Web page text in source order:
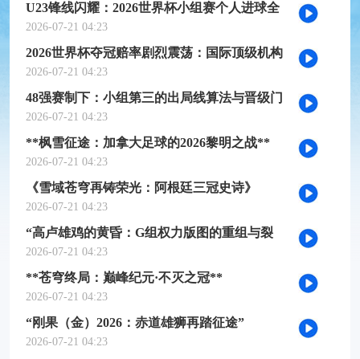
U23锋线闪耀：2026世界杯小组赛个人进球全
记录
2026-07-21 04:23
2026世界杯夺冠赔率剧烈震荡：国际顶级机构
最新榜单出炉
2026-07-21 04:23
48强赛制下：小组第三的出局线算法与晋级门
槛推演
2026-07-21 04:23
**枫雪征途：加拿大足球的2026黎明之战**
2026-07-21 04:23
《雪域苍穹再铸荣光：阿根廷三冠史诗》
2026-07-21 04:23
“高卢雄鸡的黄昏：G组权力版图的重组与裂
变”
2026-07-21 04:23
**苍穹终局：巅峰纪元·不灭之冠**
2026-07-21 04:23
“刚果（金）2026：赤道雄狮再踏征途”
2026-07-21 04:23